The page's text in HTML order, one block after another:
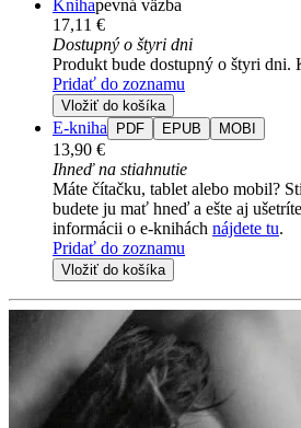
Knihapevná väzba
17,11 €
Dostupný o štyri dni
Produkt bude dostupný o štyri dni.
Pridať do zoznamu
Vložiť do košíka
E-kniha PDF EPUB MOBI
13,90 €
Ihneď na stiahnutie
Máte čítačku, tablet alebo mobil?
budete ju mať hneď a ešte aj
informácii o e-knihách nájdete tu.
Pridať do zoznamu
Vložiť do košíka